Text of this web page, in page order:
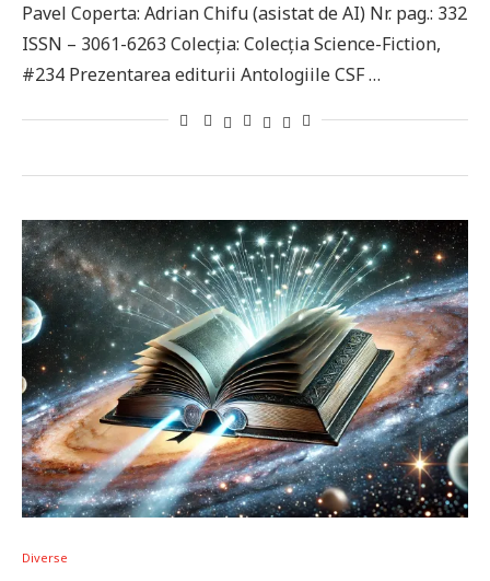
Pavel Coperta: Adrian Chifu (asistat de AI) Nr. pag.: 332
ISSN – 3061-6263 Colecţia: Colecția Science-Fiction,
#234 Prezentarea editurii Antologiile CSF …
Diverse